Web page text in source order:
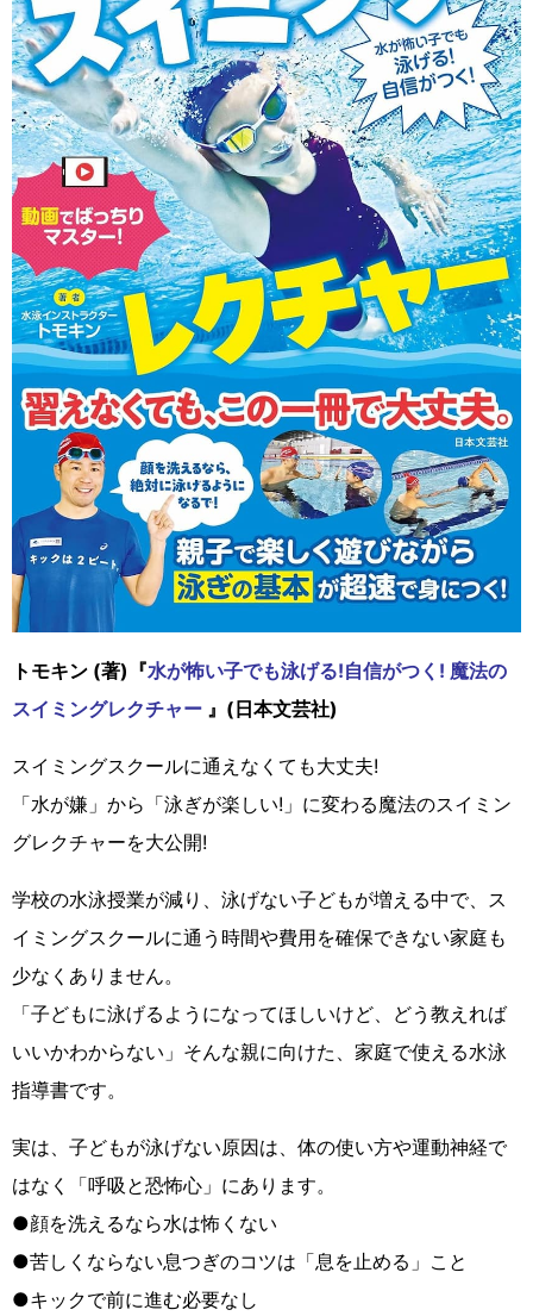
トモキン (著)『水が怖い子でも泳げる!自信がつく! 魔法の
スイミングレクチャー 』(日本文芸社)
スイミングスクールに通えなくても大丈夫!
「水が嫌」から「泳ぎが楽しい!」に変わる魔法のスイミン
グレクチャーを大公開!
学校の水泳授業が減り、泳げない子どもが増える中で、ス
イミングスクールに通う時間や費用を確保できない家庭も
少なくありません。
「子どもに泳げるようになってほしいけど、どう教えれば
いいかわからない」そんな親に向けた、家庭で使える水泳
指導書です。
実は、子どもが泳げない原因は、体の使い方や運動神経で
はなく「呼吸と恐怖心」にあります。
●顔を洗えるなら水は怖くない
●苦しくならない息つぎのコツは「息を止める」こと
●キックで前に進む必要なし